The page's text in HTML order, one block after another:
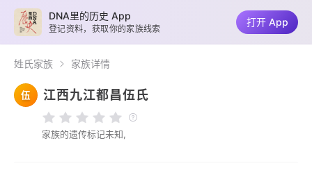
姓氏家族 家族详情
伍 江西九江都昌伍氏
家族的遗传标记未知,
DNA里的历史 App
登记资料，获取你的家族线索
打开 App